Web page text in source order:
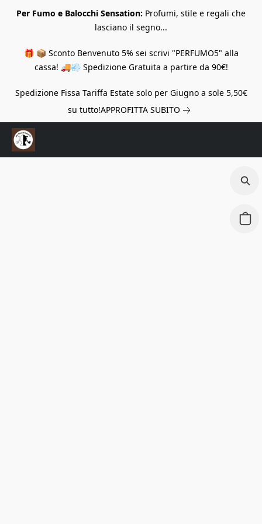
Per Fumo e Balocchi Sensation: Profumi, stile e regali che
lasciano il segno...
🎁 📦 Sconto Benvenuto 5% sei scrivi "PERFUMO5" alla
cassa! 🚚💨 Spedizione Gratuita a partire da 90€!
Spedizione Fissa Tariffa Estate solo per Giugno a sole 5,50€
su tutto!APPROFITTA SUBITO